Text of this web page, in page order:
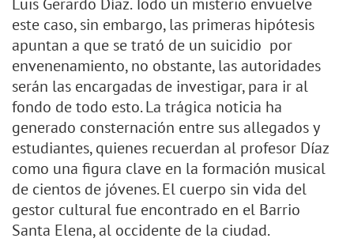
Luis Gerardo Díaz. Todo un misterio envuelve
este caso, sin embargo, las primeras hipótesis
apuntan a que se trató de un suicidio por
envenenamiento, no obstante, las autoridades
serán las encargadas de investigar, para ir al
fondo de todo esto. La trágica noticia ha
generado consternación entre sus allegados y
estudiantes, quienes recuerdan al profesor Díaz
como una figura clave en la formación musical
de cientos de jóvenes. El cuerpo sin vida del
gestor cultural fue encontrado en el Barrio
Santa Elena, al occidente de la ciudad.